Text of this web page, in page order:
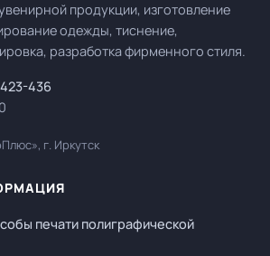
продукции, изготовление
одежды, тиснение,
разработка фирменного стиля.
423-436
г. Иркутск
печати полиграфической